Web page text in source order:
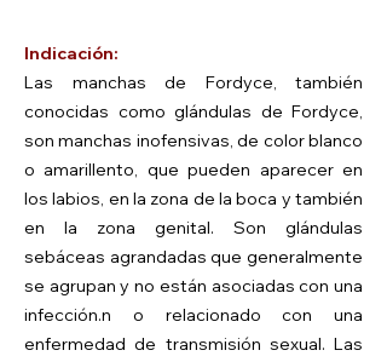
Indicación:
Las manchas de Fordyce, también
conocidas como glándulas de Fordyce,
son manchas inofensivas, de color blanco
o amarillento, que pueden aparecer en
los labios, en la zona de la boca y también
en la zona genital. Son glándulas
sebáceas agrandadas que generalmente
se agrupan y no están asociadas con una
infección.n o relacionado con una
enfermedad de transmisión sexual. Las